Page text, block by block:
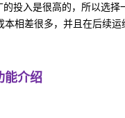
投入是很高的，所以选
相差很多，并且在后续
能介绍